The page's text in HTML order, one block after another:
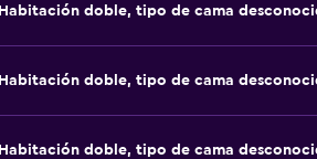
Habitación doble, tipo de cama
Habitación doble, tipo de cama
Habitación doble, tipo de cama